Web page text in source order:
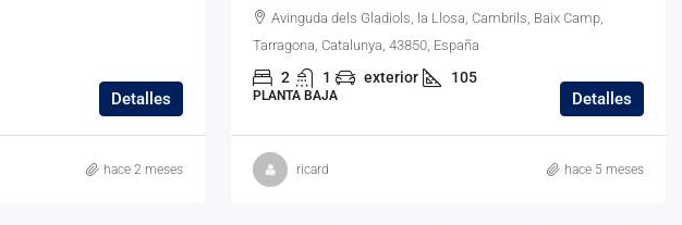
Detalles
hace 2 meses
Avinguda dels Gladiols, la Llosa, Cambrils, Baix Camp,
Tarragona, Catalunya, 43850, España
2 1 exterior 105
PLANTA BAJA Detalles
ricard hace 5 meses
Platja de L'Horta de Santa María, Cambrils, Baix
Club Mont-roig, Mont-roig del Camp, Baix Camp,
Tarragona, Catalunya, 43300, España
EXTERIOR
CHALET, RESIDENCIAL